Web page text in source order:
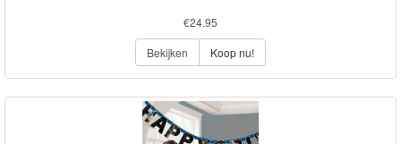
€24.95
Bekijken
Koop nu!